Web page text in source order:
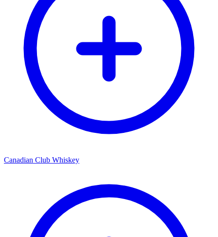
Canadian Club Whiskey